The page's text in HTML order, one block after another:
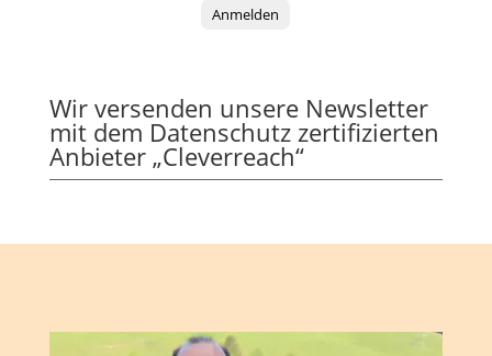
Anmelden
Wir versenden unsere Newsletter
mit dem Datenschutz zertifizierten
Anbieter „Cleverreach“